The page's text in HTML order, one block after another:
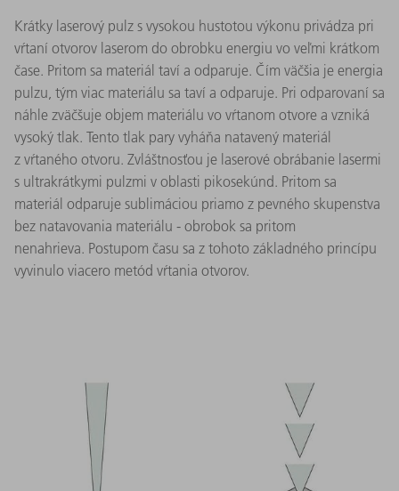
Krátky laserový pulz s vysokou hustotou výkonu privádza pri
vŕtaní otvorov laserom do obrobku energiu vo veľmi krátkom
čase. Pritom sa materiál taví a odparuje. Čím väčšia je energia
pulzu, tým viac materiálu sa taví a odparuje. Pri odparovaní sa
náhle zväčšuje objem materiálu vo vŕtanom otvore a vzniká
vysoký tlak. Tento tlak pary vyháňa natavený materiál
z vŕtaného otvoru. Zvláštnosťou je laserové obrábanie lasermi
s ultrakrátkymi pulzmi v oblasti pikosekúnd. Pritom sa
materiál odparuje sublimáciou priamo z pevného skupenstva
bez natavovania materiálu - obrobok sa pritom
nenahrieva. Postupom času sa z tohoto základného princípu
vyvinulo viacero metód vŕtania otvorov.